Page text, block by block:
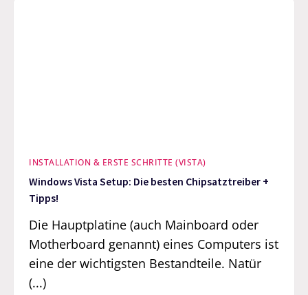
INSTALLATION & ERSTE SCHRITTE (VISTA)
Windows Vista Setup: Die besten Chipsatztreiber +
Tipps!
Die Hauptplatine (auch Mainboard oder
Motherboard genannt) eines Computers ist
eine der wichtigsten Bestandteile. Natür
(...)